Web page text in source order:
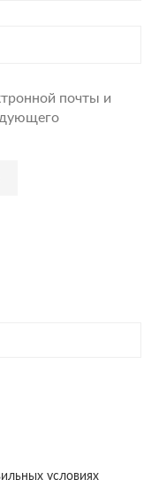
почты и
условиях